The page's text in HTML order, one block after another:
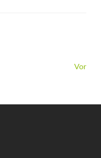
Vor